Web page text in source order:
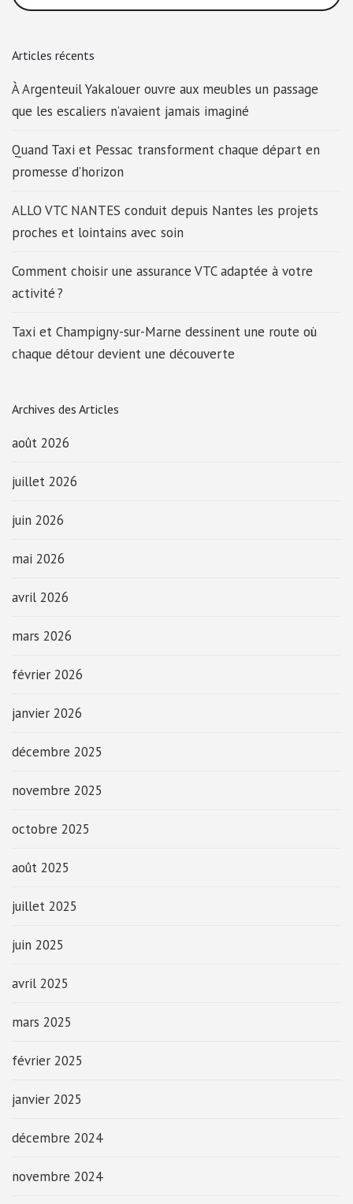
Articles récents
À Argenteuil Yakalouer ouvre aux meubles un passage
que les escaliers n’avaient jamais imaginé
Quand Taxi et Pessac transforment chaque départ en
promesse d’horizon
ALLO VTC NANTES conduit depuis Nantes les projets
proches et lointains avec soin
Comment choisir une assurance VTC adaptée à votre
activité ?
Taxi et Champigny-sur-Marne dessinent une route où
chaque détour devient une découverte
Archives des Articles
août 2026
juillet 2026
juin 2026
mai 2026
avril 2026
mars 2026
février 2026
janvier 2026
décembre 2025
novembre 2025
octobre 2025
août 2025
juillet 2025
juin 2025
avril 2025
mars 2025
février 2025
janvier 2025
décembre 2024
novembre 2024